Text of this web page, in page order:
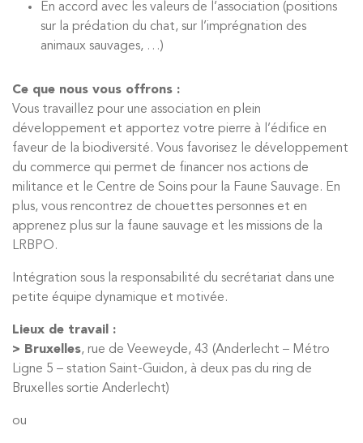
En accord avec les valeurs de l’association (positions
sur la prédation du chat, sur l’imprégnation des
animaux sauvages, …)
Ce que nous vous offrons :
Vous travaillez pour une association en plein
développement et apportez votre pierre à l’édifice en
faveur de la biodiversité. Vous favorisez le développement
du commerce qui permet de financer nos actions de
militance et le Centre de Soins pour la Faune Sauvage. En
plus, vous rencontrez de chouettes personnes et en
apprenez plus sur la faune sauvage et les missions de la
LRBPO.
Intégration sous la responsabilité du secrétariat dans une
petite équipe dynamique et motivée.
Lieux de travail :
> Bruxelles, rue de Veeweyde, 43 (Anderlecht – Métro
Ligne 5 – station Saint-Guidon, à deux pas du ring de
Bruxelles sortie Anderlecht)
ou